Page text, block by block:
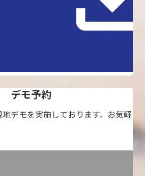
デモ予約
デモを実施しております。お気軽